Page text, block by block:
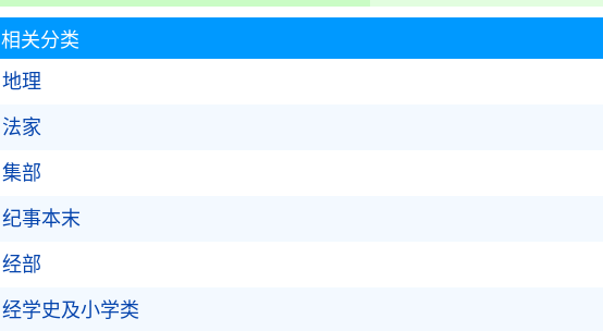
相关分类
地理
法家
集部
纪事本末
经部
经学史及小学类